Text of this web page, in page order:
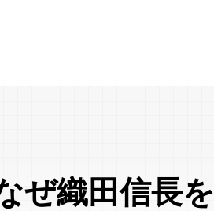
ぜ織田信長